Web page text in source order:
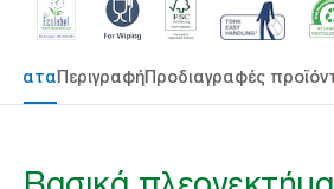
ΠεριγραφήΠροδιαγραφές